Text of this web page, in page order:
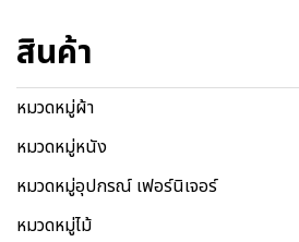
สินค้า
หมวดหมู่ผ้า
หมวดหมู่หนัง
หมวดหมู่อุปกรณ์ เฟอร์นิเจอร์
หมวดหมู่ไม้